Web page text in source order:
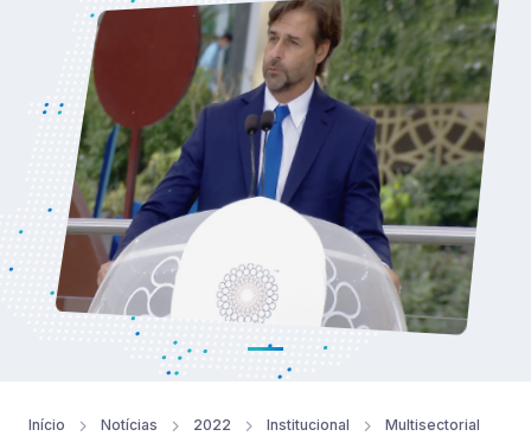
Início Notícias 2022 Institucional
Multisectorial